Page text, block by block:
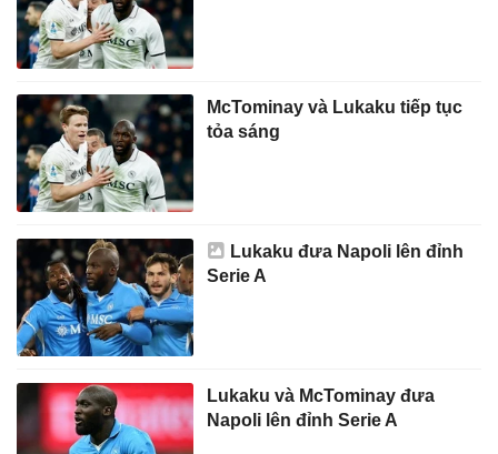
McTominay và Lukaku tiếp tục
tỏa sáng
Lukaku đưa Napoli lên đỉnh
Serie A
Lukaku và McTominay đưa
Napoli lên đỉnh Serie A